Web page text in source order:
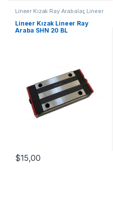
Lineer Kızak Ray Arabalar, Lineer
Ray Araba SHN BL Serisi
Mekanik Ürünler
Lineer Kızak Lineer Ray
Araba SHN 20 BL
$15,00